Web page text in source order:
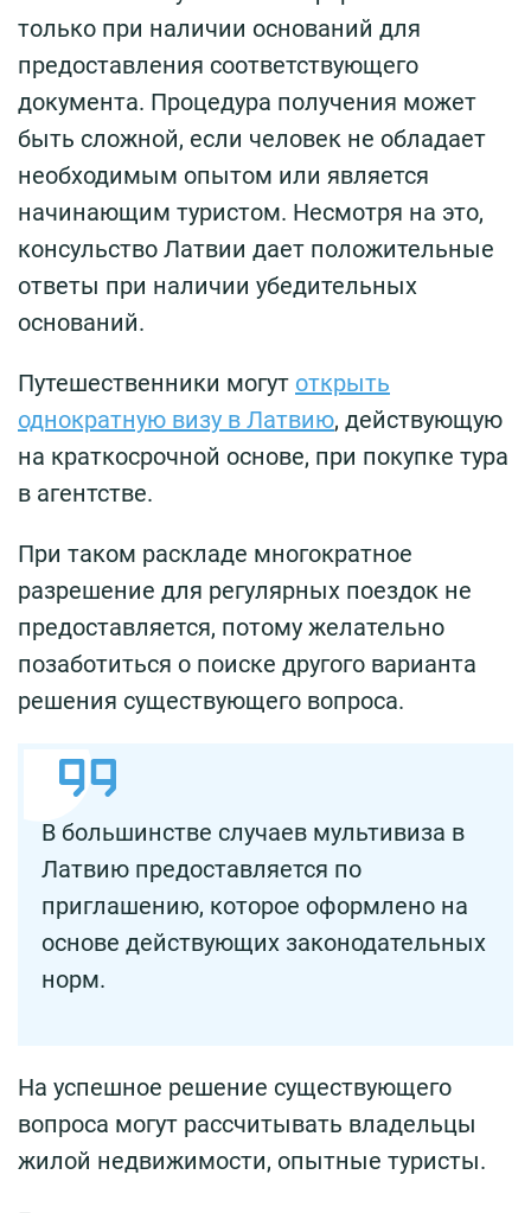
только при наличии оснований для
предоставления соответствующего
документа. Процедура получения может
быть сложной, если человек не обладает
необходимым опытом или является
начинающим туристом. Несмотря на это,
консульство Латвии дает положительные
ответы при наличии убедительных
оснований.
Путешественники могут открыть
однократную визу в Латвию, действующую
на краткосрочной основе, при покупке тура
в агентстве.
При таком раскладе многократное
разрешение для регулярных поездок не
предоставляется, потому желательно
позаботиться о поиске другого варианта
решения существующего вопроса.
В большинстве случаев мультивиза в
Латвию предоставляется по
приглашению, которое оформлено на
основе действующих законодательных
норм.
На успешное решение существующего
вопроса могут рассчитывать владельцы
жилой недвижимости, опытные туристы.